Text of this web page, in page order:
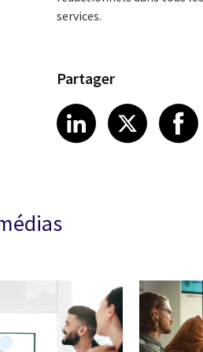
services.
Partager
Share article
LinkedIn
Share
X